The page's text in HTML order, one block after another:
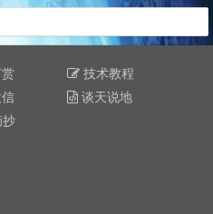
技术教程
谈天说地